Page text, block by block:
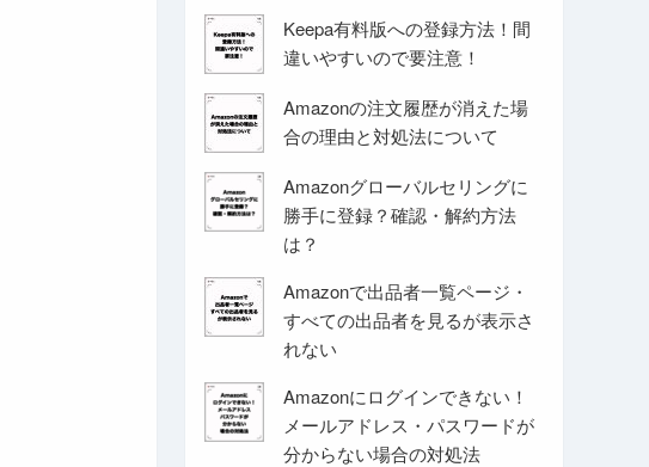
Keepa有料版への登録方法！間
違いやすいので要注意！
Amazonの注文履歴が消えた場
合の理由と対処法について
Amazonグローバルセリングに
勝手に登録？確認・解約方法
は？
Amazonで出品者一覧ページ・
すべての出品者を見るが表示さ
れない
Amazonにログインできない！
メールアドレス・パスワードが
分からない場合の対処法